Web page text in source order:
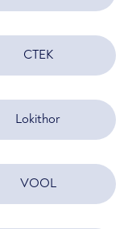
CTEK
Lokithor
VOOL